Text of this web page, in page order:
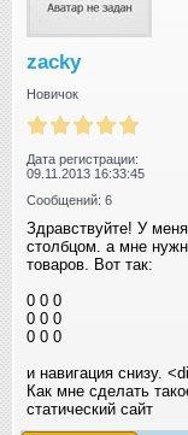
zacky
Новичок
Дата регистрации:
09.11.2013 16:33:45
Сообщений: 6
Здравствуйте! У
столбцом. а мне
товаров. Вот так:
0 0 0
0 0 0
0 0 0
и навигация снизу.
Как мне сделать
статический сайт